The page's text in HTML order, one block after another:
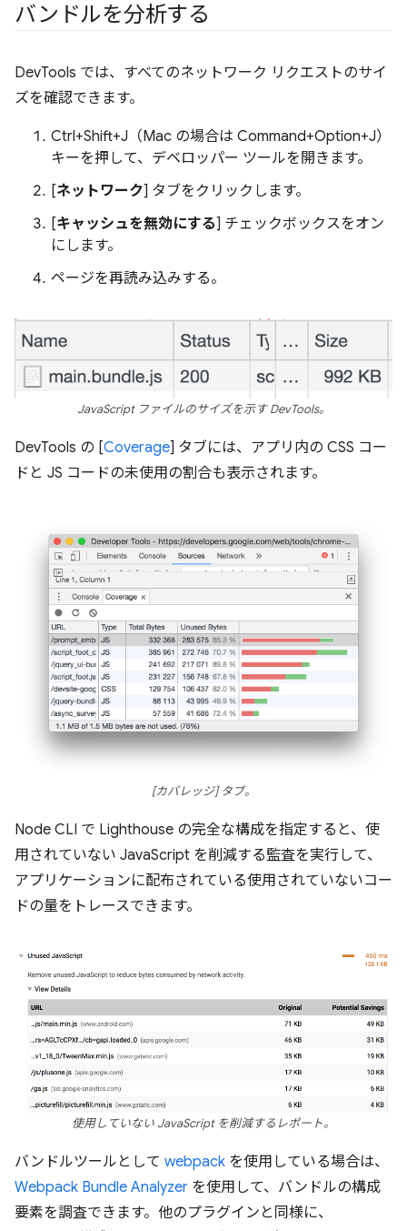
バンドルを分析する
DevTools では、すべてのネットワーク リクエストのサイ
ズを確認できます。
Ctrl+Shift+J（Mac の場合は Command+Option+J）
キーを押して、デベロッパー ツールを開きます。
[ネットワーク] タブをクリックします。
[キャッシュを無効にする] チェックボックスをオン
にします。
ページを再読み込みする。
JavaScript ファイルのサイズを示す DevTools。
DevTools の [Coverage] タブには、アプリ内の CSS コー
ドと JS コードの未使用の割合も表示されます。
[カバレッジ] タブ。
Node CLI で Lighthouse の完全な構成を指定すると、使
用されていない JavaScript を削減する監査を実行して、
アプリケーションに配布されている使用されていないコー
ドの量をトレースできます。
使用していない JavaScript を削減するレポート。
バンドルツールとして webpack を使用している場合は、
Webpack Bundle Analyzer を使用して、バンドルの構成
要素を調査できます。他のプラグインと同様に、